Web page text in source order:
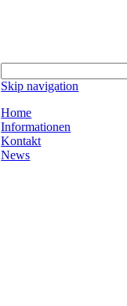
Skip navigation
Home
Informationen
Kontakt
News